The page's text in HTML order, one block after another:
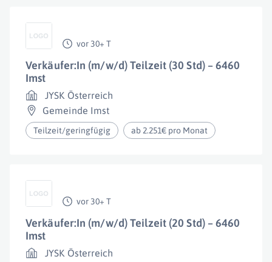
vor 30+ T
Verkäufer:In (m/w/d) Teilzeit (30 Std) – 6460
Imst
JYSK Österreich
Gemeinde Imst
Teilzeit/geringfügig ab 2.251€ pro Monat
vor 30+ T
Verkäufer:In (m/w/d) Teilzeit (20 Std) – 6460
Imst
JYSK Österreich